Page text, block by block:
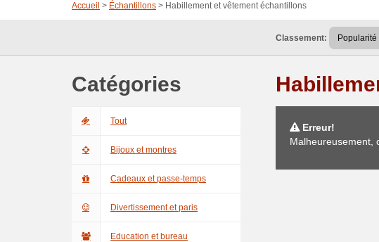
Accueil > Échantillons > Habillement et vêtement échantillons
Classement:
Catégories
Tout
Bijoux et montres
Cadeaux et passe-temps
Divertissement et paris
Education et bureau
Erreur!
Malheureusement,